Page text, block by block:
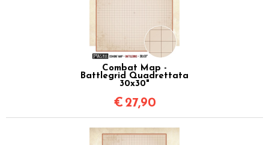
Combat Map -
Battlegrid Quadrettata
30x30"
€ 27,90